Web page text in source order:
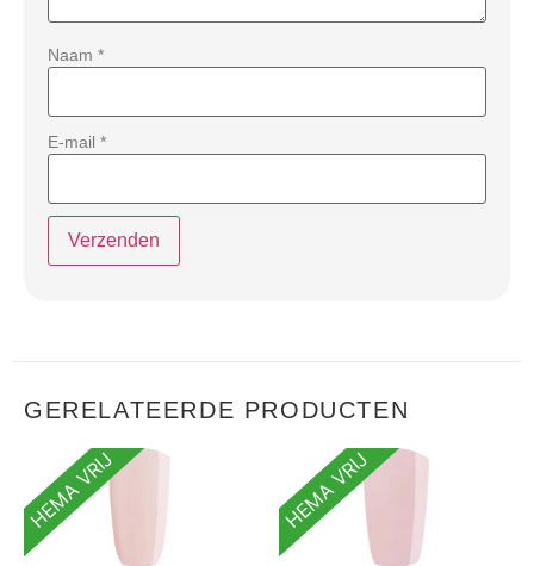
Naam *
E-mail *
GERELATEERDE PRODUCTEN
HEMA VRIJ HEMA VRIJ